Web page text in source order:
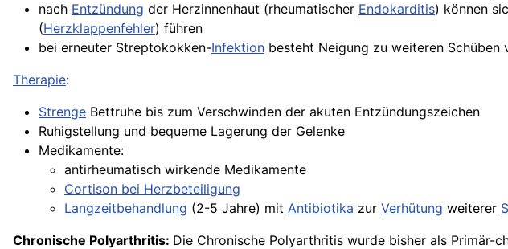
nach Entzündung der Herzinnenhaut (rheumatischer Endokarditis) können
(Herzklappenfehler) führen
bei erneuter Streptokokken-Infektion besteht Neigung zu weiteren Schüben
Therapie:
Strenge Bettruhe bis zum Verschwinden der akuten Entzündungszeichen
Ruhigstellung und bequeme Lagerung der Gelenke
Medikamente:
antirheumatisch wirkende Medikamente
Cortison bei Herzbeteiligung
Langzeitbehandlung (2-5 Jahre) mit Antibiotika zur Verhütung weiterer
Chronische Polyarthritis: Die Chronische Polyarthritis wurde bisher als Primär-